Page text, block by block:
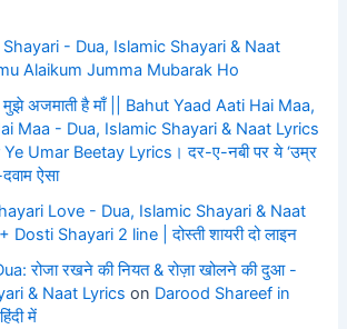
- Dua, Islamic Shayari & Naat
Alaikum Jumma Mubarak Ho
मुझे अजमाती है माँ || Bahut Yaad Aati Hai Maa,
Maa - Dua, Islamic Shayari & Naat Lyrics
Umar Beetay Lyrics। दर-ए-नबी पर ये ‘उम्र
ऐसा
Love - Dua, Islamic Shayari & Naat
Dosti Shayari 2 line | दोस्ती शायरी दो लाइन
रोजा रखने की नियत & रोज़ा खोलने की दुआ -
& Naat Lyrics on Darood Shareef in
में